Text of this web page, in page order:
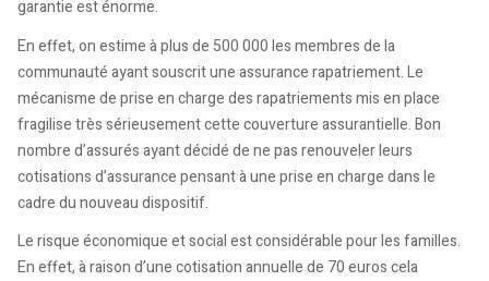
garantie est énorme.
En effet, on estime à plus de 500 000 les membres de la
communauté ayant souscrit une assurance rapatriement. Le
mécanisme de prise en charge des rapatriements mis en place
fragilise très sérieusement cette couverture assurantielle. Bon
nombre d’assurés ayant décidé de ne pas renouveler leurs
cotisations d’assurance pensant à une prise en charge dans le
cadre du nouveau dispositif.
Le risque économique et social est considérable pour les familles.
En effet, à raison d’une cotisation annuelle de 70 euros cela